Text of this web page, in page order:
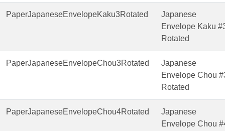
PaperJapaneseEnvelopeKaku3Rotated
Japanese
Envelope Kaku
Rotated
PaperJapaneseEnvelopeChou3Rotated
Japanese
Envelope Chou
Rotated
PaperJapaneseEnvelopeChou4Rotated
Japanese
Envelope Chou